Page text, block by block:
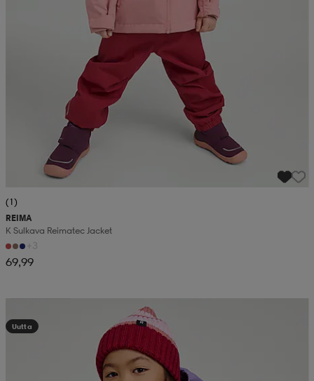
(1)
REIMA
K Sulkava Reimatec Jacket
+3
69,99
Uutta